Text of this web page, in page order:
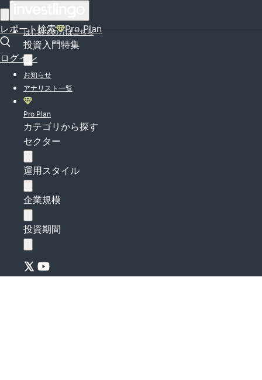
レポート検索 Pro Plan
ログイン
はじめての方はこちら
投資入門特集
お知らせ
アナリスト一覧
Pro Plan
カテゴリから探す
セクター
運用スタイル
企業規模
投資期間